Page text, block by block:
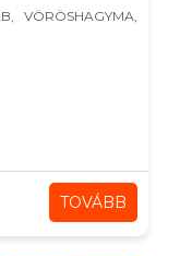
VÖRÖSHAGYMA,
TOVÁBB